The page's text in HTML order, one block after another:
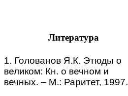
Литература
1. Голованов Я.К. Этюды о
великом: Кн. о вечном и
вечных. – М.: Раритет, 1997.